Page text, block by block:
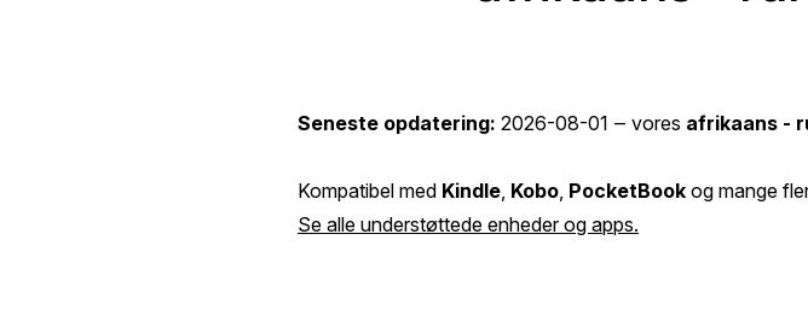
Seneste opdatering: 2026-08-01 ‒ vores afrikaans -
Kompatibel med Kindle Kobo PocketBook og mange
Se alle understøttede enheder og apps.